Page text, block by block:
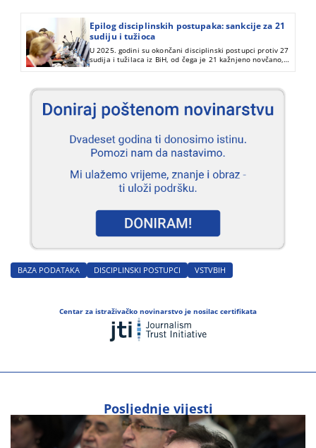
Epilog disciplinskih postupaka: sankcije za 21
sudiju i tužioca
U 2025. godini su okončani disciplinski postupci protiv 27
sudija i tužilaca iz BiH, od čega je 21 kažnjeno novčano,
opomenom i otpustom iz službe, a šestero oslobođeno
BAZA PODATAKA DISCIPLINSKI POSTUPCI VSTVBIH
Centar za istraživačko novinarstvo je nosilac certifikata
Posljednje vijesti